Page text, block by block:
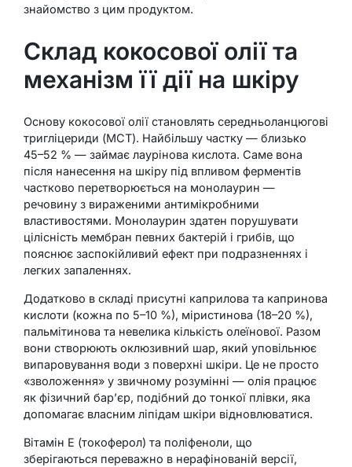
знайомство з цим продуктом.
Склад кокосової олії та
механізм її дії на шкіру
Основу кокосової олії становлять середньоланцюгові
тригліцериди (МСТ). Найбільшу частку — близько
45–52 % — займає лаурінова кислота. Саме вона
після нанесення на шкіру під впливом ферментів
частково перетворюється на монолаурин —
речовину з вираженими антимікробними
властивостями. Монолаурин здатен порушувати
цілісність мембран певних бактерій і грибів, що
пояснює заспокійливий ефект при подразненнях і
легких запаленнях.
Додатково в складі присутні каприлова та капринова
кислоти (кожна по 5–10 %), міристинова (18–20 %),
пальмітинова та невелика кількість олеїнової. Разом
вони створюють оклюзивний шар, який уповільнює
випаровування води з поверхні шкіри. Це не просто
«зволоження» у звичному розумінні — олія працює
як фізичний бар’єр, подібний до тонкої плівки, яка
допомагає власним ліпідам шкіри відновлюватися.
Вітамін E (токоферол) та поліфеноли, що
зберігаються переважно в нерафінованій версії,